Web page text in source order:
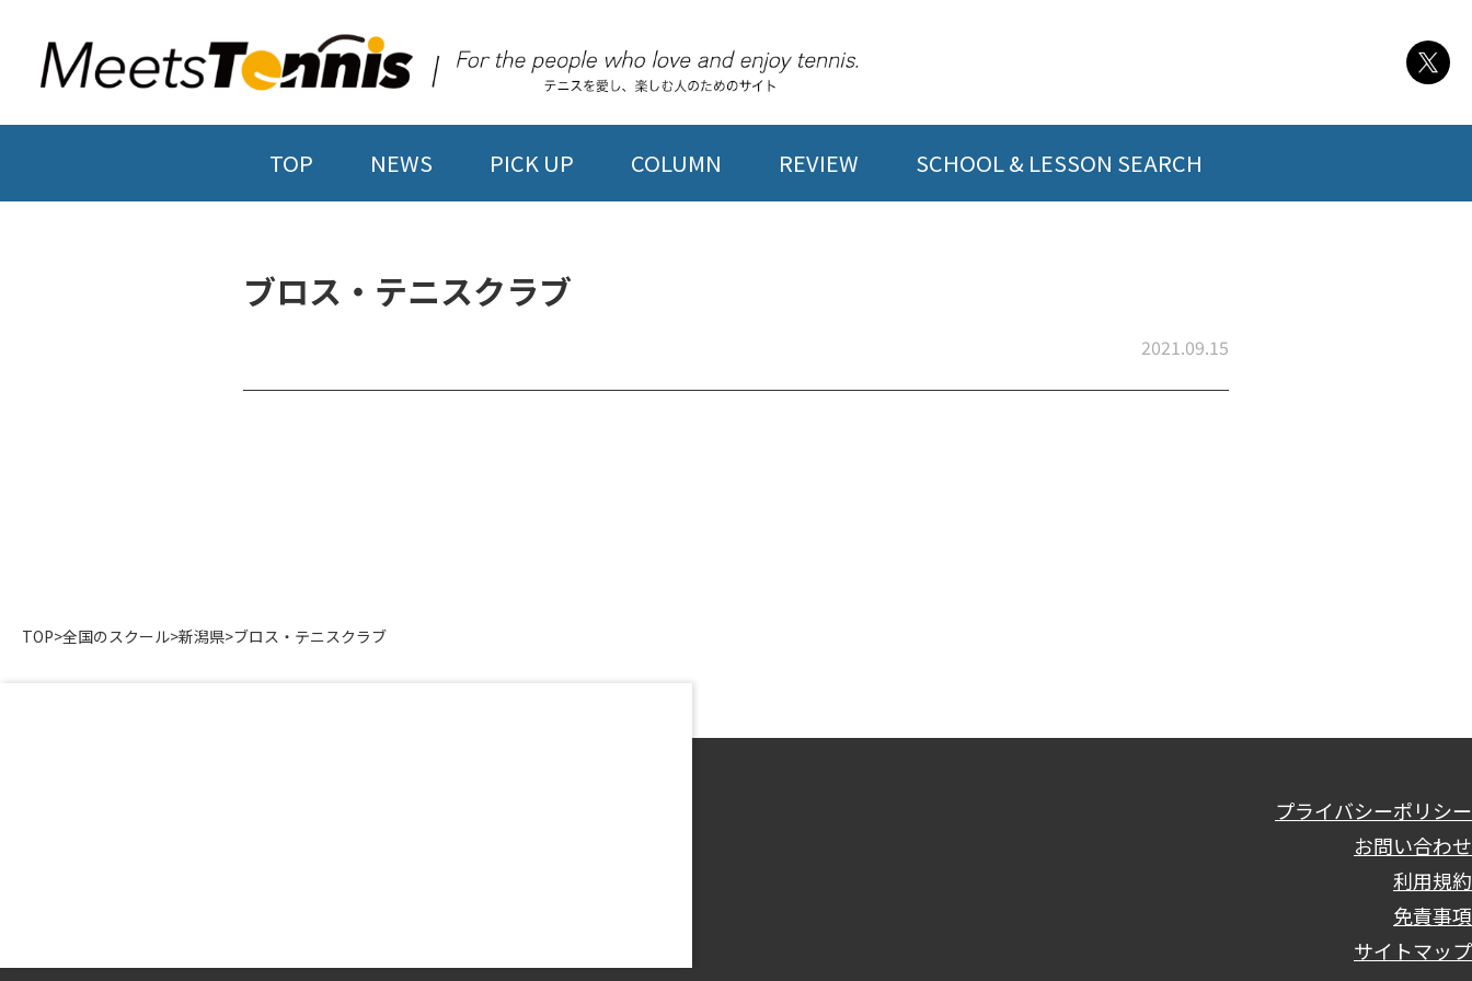
TOP NEWS PICK UP COLUMN REVIEW SCHOOL & LESSON SEARCH
ブロス・テニスクラブ
2021.09.15
TOP>全国のスクール>新潟県>ブロス・テニスクラブ
プライバシーポリシー
お問い合わせ
利用規約
免責事項
サイトマップ